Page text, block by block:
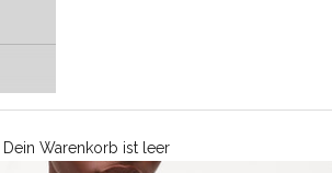
Dein Warenkorb ist leer